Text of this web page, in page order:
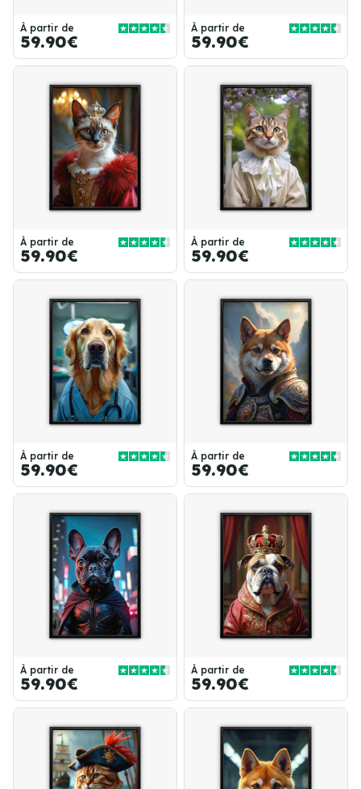
À partir de
59.90€
À partir de
59.90€
À partir de
59.90€
À partir de
59.90€
À partir de
59.90€
À partir de
59.90€
À partir de
59.90€
À partir de
59.90€